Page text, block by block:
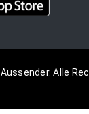
Alle